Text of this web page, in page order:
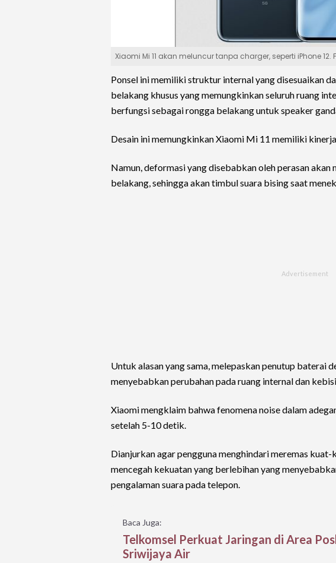
Xiaomi Mi 11 akan meluncur tanpa charger, seperti iPhone 12.
Ponsel ini memiliki struktur internal yang disesuaikan
belakang khusus yang memungkinkan seluruh ruang
berfungsi sebagai rongga belakang untuk speaker
Desain ini memungkinkan Xiaomi Mi 11 memiliki
Namun, deformasi yang disebabkan oleh perasan akan
belakang, sehingga akan timbul suara bising saat
Untuk alasan yang sama, melepaskan penutup baterai
menyebabkan perubahan pada ruang internal dan
Xiaomi mengklaim bahwa fenomena noise dalam
setelah 5-10 detik.
Dianjurkan agar pengguna menghindari meremas
mencegah kekuatan yang berlebihan yang
pengalaman suara pada telepon.
Baca Juga:
Telkomsel Perkuat Jaringan di Area
Sriwijaya Air